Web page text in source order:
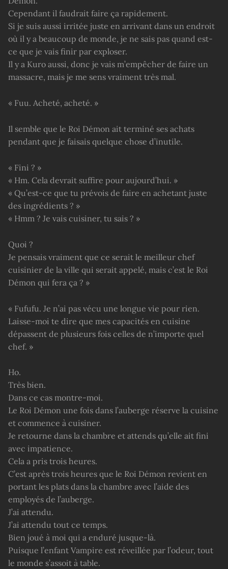
Cependant il faudrait faire ça rapidement.
Si je suis aussi irritée juste en arrivant dans un endroit
où il y a beaucoup de monde, je ne sais pas quand est-
ce que je vais finir par exploser.
Il y a Kuro aussi, donc je vais m’empêcher de faire un
massacre, mais je me sens vraiment très mal.
« Fuu. Acheté, acheté. »
Il semble que le Roi Démon ait terminé ses achats
pendant que je faisais quelque chose d’inutile.
« Fini ? »
« Hm. Cela devrait suffire pour aujourd’hui. »
« Qu’est-ce que tu prévois de faire en achetant juste
des ingrédients ? »
« Hmm ? Je vais cuisiner, tu sais ? »
Quoi ?
Je pensais vraiment que ce serait le meilleur chef
cuisinier de la ville qui serait appelé, mais c’est le Roi
Démon qui fera ça ? »
« Fufufu. Je n’ai pas vécu une longue vie pour rien.
Laisse-moi te dire que mes capacités en cuisine
dépassent de plusieurs fois celles de n’importe quel
chef. »
Ho.
Très bien.
Dans ce cas montre-moi.
Le Roi Démon une fois dans l’auberge réserve la cuisine
et commence à cuisiner.
Je retourne dans la chambre et attends qu’elle ait fini
avec impatience.
Cela a pris trois heures.
C’est après trois heures que le Roi Démon revient en
portant les plats dans la chambre avec l’aide des
employés de l’auberge.
J’ai attendu.
J’ai attendu tout ce temps.
Bien joué à moi qui a enduré jusque-là.
Puisque l’enfant Vampire est réveillée par l’odeur, tout
le monde s’assoit à table.